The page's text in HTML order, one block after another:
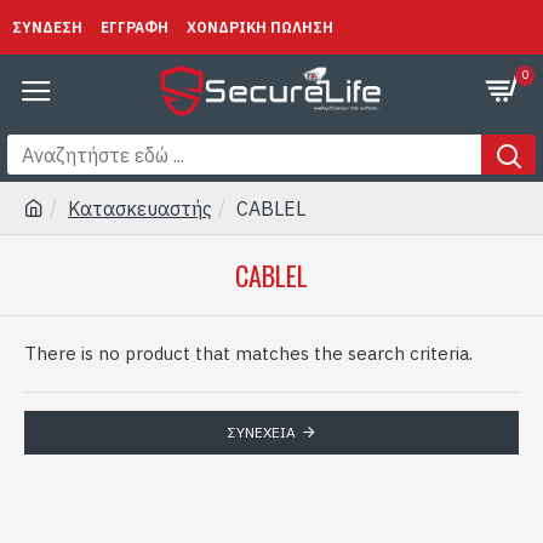
ΣΥΝΔΕΣΗ ΕΓΓΡΑΦΗ ΧΟΝΔΡΙΚΗ ΠΩΛΗΣΗ
0
Κατασκευαστής CABLEL
CABLEL
There is no product that matches the search criteria.
ΣΥΝΈΧΕΙΑ